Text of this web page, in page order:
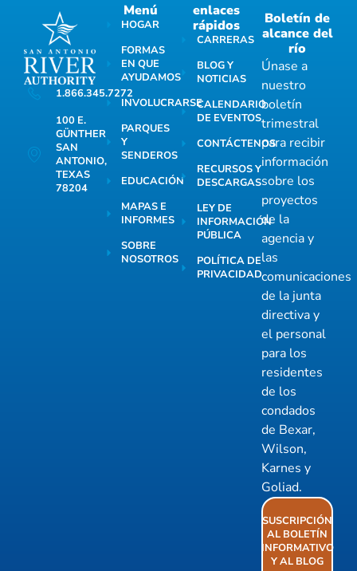
1.866.345.7272
100 E.
GÜNTHER
SAN
ANTONIO,
TEXAS
78204
Menú
HOGAR
FORMAS
EN QUE
AYUDAMOS
INVOLUCRARSE
PARQUES
Y
SENDEROS
EDUCACIÓN
MAPAS E
INFORMES
SOBRE
NOSOTROS
enlaces
rápidos
CARRERAS
BLOG Y
NOTICIAS
CALENDARIO
DE EVENTOS
CONTÁCTENOS
RECURSOS Y
DESCARGAS
LEY DE
INFORMACIÓN
PÚBLICA
POLÍTICA DE
PRIVACIDAD
Boletín de
alcance del
río
Únase a
nuestro
boletín
trimestral
para recibir
información
sobre los
proyectos
de la
agencia y
las
comunicaciones
de la junta
directiva y
el personal
para los
residentes
de los
condados
de Bexar,
Wilson,
Karnes y
Goliad.
SUSCRIPCIÓN
AL BOLETÍN
INFORMATIVO
Y AL BLOG